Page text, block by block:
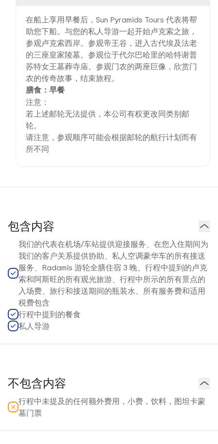
在船上享用早餐后，Sun Pyramids Tours 代表将帮
助您下船。与您的私人导游一起开始卢克索之旅，
参观卢克索西岸。参观帝王谷，进入古代埃及法老
的三座皇家陵墓。参观位于代尔巴哈里的哈特谢普
苏特女王墓葬寺庙。参观门农的两座巨像，欣赏门
农的传奇故事，结束旅程。
膳食：早餐
注意：
若上述邮轮无法提供，本公司有权更改同类别邮
轮。
请注意，参观顺序可能会根据邮轮的航行计划而有
所不同
包含内容
我们的代表在机场/车站提供迎接服务、在您入住期间为
我们的客户关系提供协助、私人空调豪华车的所有接送
服务、Radamis 游轮全膳住宿 3 晚、行程中提到的卢克
索和阿斯旺的所有观光旅游、行程中所示的所有景点的
入场费、旅行和接送期间的瓶装水、所有服务费和适用
税费包含
行程中提到的餐食
私人导游
不包含内容
行程中未提及的任何额外费用，小费，饮料，图坦卡蒙
墓门票